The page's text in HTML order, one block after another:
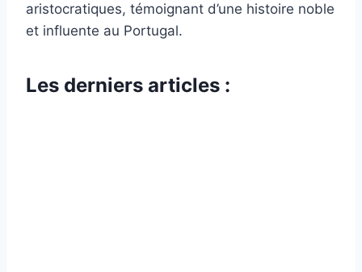
aristocratiques, témoignant d’une histoire noble
et influente au Portugal.
Les derniers articles :